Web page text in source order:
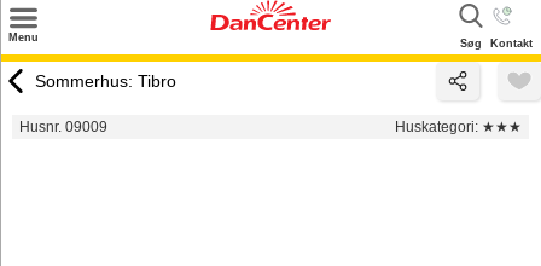
Menu Søg Kontakt
Tilbud
Sommerhus: Tibro
Husnr. 09009 Huskategori: ★★★